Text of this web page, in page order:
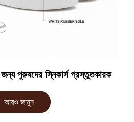
জন্য পুরুষদের স্নিকার্স প্রস্তুতকারক
আরও জানুন